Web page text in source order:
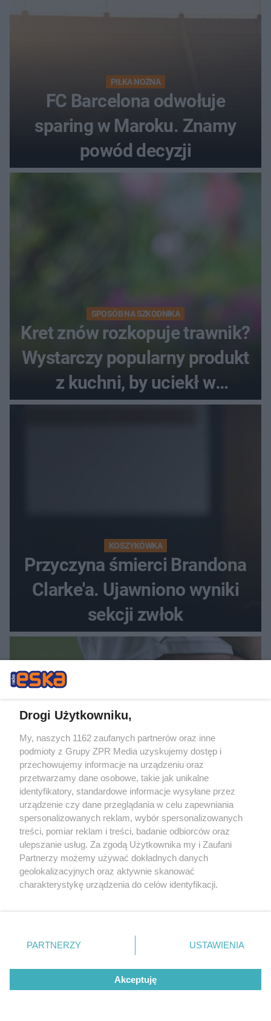
PIŁKA NOŻNA
FC Barcelona odwołuje
sparing w Maroku. Znamy
powód decyzji
SPOSÓB NA SZKODNIKA
Kret znów rozkopuje trawnik?
Wystarczy popularny produkt
z kuchni, by uciekł w
popłochu
KOSZYKÓWKA
Przyczyna śmierci Brandona
Clarke'a. Ujawniono wyniki
sekcji zwłok
PIŁKA NOŻNA
Jagiellonia Białystok powalczy z
Widzewem Łódź. Kto wygra w hicie
Ekstraklasy?
POLSKI SIATKARZ
Jakub Kochanowski ujawnia z kim
spotyka się Tomasz Fornal. Te słowa
Drogi Użytkowniku,
My, naszych 1162 zaufanych partnerów oraz inne
podmioty z Grupy ZPR Media uzyskujemy dostęp i
przechowujemy informacje na urządzeniu oraz
przetwarzamy dane osobowe, takie jak unikalne
identyfikatory, standardowe informacje wysyłane przez
urządzenie czy dane przeglądania w celu zapewniania
spersonalizowanych reklam, wybór spersonalizowanych
treści, pomiar reklam i treści, badanie odbiorców oraz
ulepszanie usług. Za zgodą Użytkownika my i Zaufani
Partnerzy możemy używać dokładnych danych
geolokalizacyjnych oraz aktywnie skanować
charakterystykę urządzenia do celów identyfikacji.
zmienić/wycofać klikając przycisk ustawień prywatności
znajdujący się w lewym dolnym rogu strony
rodzaje przetwarzania danych nie wymagają zgody
użytkownika, ale masz prawo sprzeciwić się takiemu
przetwarzaniu. Preferencje będą miały zastosowanie tylko
PARTNERZY USTAWIENIA
Akceptuję